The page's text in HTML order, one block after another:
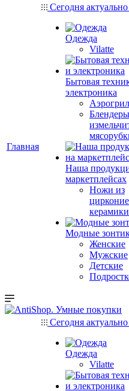
Главная
Сегодня актуально
Одежда
Vilatte
Бытовая
электроника
Наша
маркетплейсах
Ножи из
керамики
Модные
Женские
Мужские
Детские
Сегодня актуально
Одежда
Vilatte